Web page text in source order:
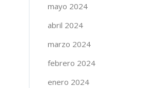
mayo 2024
abril 2024
marzo 2024
febrero 2024
enero 2024